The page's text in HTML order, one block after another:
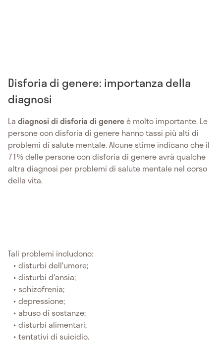
Disforia di genere: importanza della
diagnosi
La diagnosi di disforia di genereè molto importante. Le
persone con disforia di genere hanno tassi più alti di
problemi di salute mentale. Alcune stime indicano che il
71% delle persone con disforia di genere avrà qualche
altra diagnosi per problemi di salute mentale nel corso
della vita.
Tali problemi includono:
disturbi dell'umore;
disturbi d'ansia;
schizofrenia;
depressione;
abuso di sostanze;
disturbi alimentari;
tentativi di suicidio.